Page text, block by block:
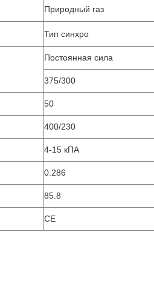
Природный газ
Тип синхро
Постоянная сила
375/300
50
400/230
4-15 кПА
0.286
85.8
CE